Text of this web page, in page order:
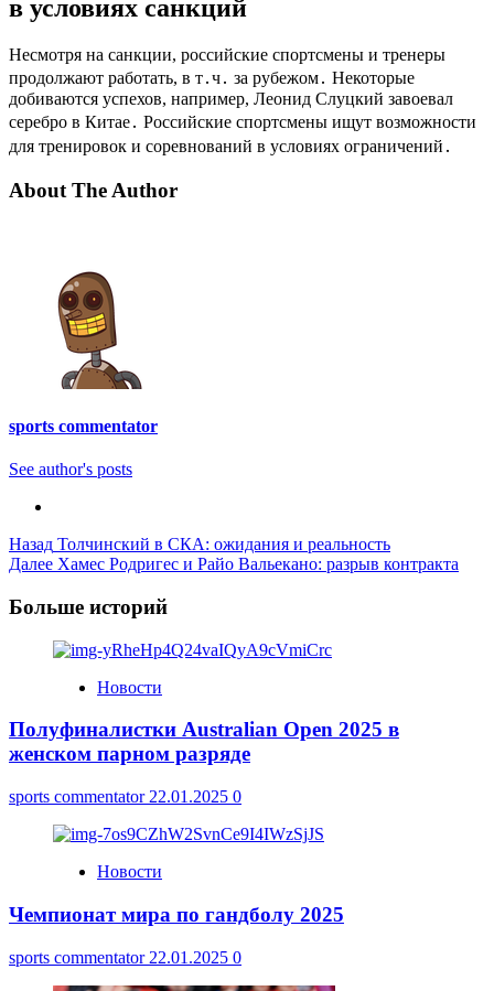
в условиях санкций
Несмотря на санкции, российские спортсмены и тренеры
продолжают работать, в т․ч․ за рубежом․ Некоторые
добиваются успехов, например, Леонид Слуцкий завоевал
серебро в Китае․ Российские спортсмены ищут возможности
для тренировок и соревнований в условиях ограничений․
About The Author
sports commentator
See author's posts
Post
Navigation
Назад Толчинский в СКА: ожидания и реальность
Далее Хамес Родригес и Райо Вальекано: разрыв контракта
Больше историй
Новости
Полуфиналистки Australian Open 2025 в
женском парном разряде
sports commentator 22.01.2025 0
Новости
Чемпионат мира по гандболу 2025
sports commentator 22.01.2025 0